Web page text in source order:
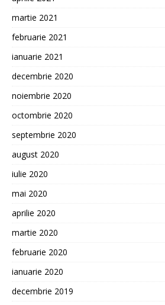
martie 2021
februarie 2021
ianuarie 2021
decembrie 2020
noiembrie 2020
octombrie 2020
septembrie 2020
august 2020
iulie 2020
mai 2020
aprilie 2020
martie 2020
februarie 2020
ianuarie 2020
decembrie 2019